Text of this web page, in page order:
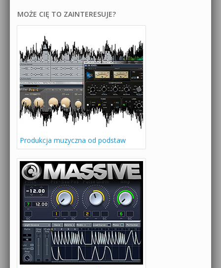
MOŻE CIĘ TO ZAINTERESUJE?
Produkcja muzyczna od podstaw